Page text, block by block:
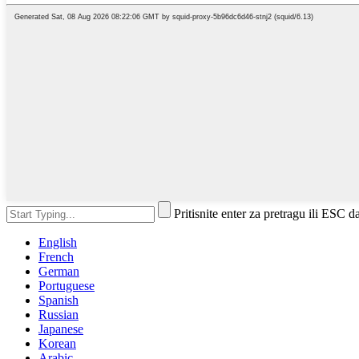
Pritisnite enter za pretragu ili ESC
English
French
German
Portuguese
Spanish
Russian
Japanese
Korean